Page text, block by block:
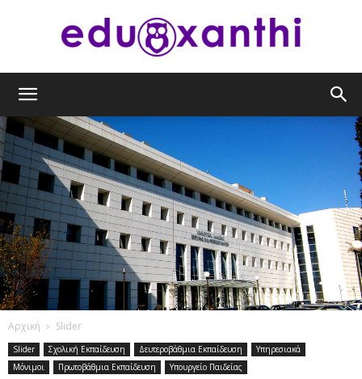
Αρχική Slider
Slider Σχολική Εκπαίδευση Δευτεροβάθμια Εκπαίδευση
Υπηρεσιακά
Μόνιμοι
Πρωτοβάθμια Εκπαίδευση Υπουργείο Παιδείας